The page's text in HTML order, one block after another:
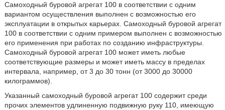
Самоходный буровой агрегат 100 в соответствии с одним
вариантом осуществления выполнен с возможностью его
эксплуатации в открытых карьерах. Самоходный буровой агрегат
100 в соответствии с одним примером выполнен с возможностью
его применения при работах по созданию инфраструктуры.
Самоходный буровой агрегат 100 может иметь любые
соответствующие размеры и может иметь массу в пределах
интервала, например, от 3 до 30 тонн (от 3000 до 30000
килограммов).
Указанный самоходный буровой агрегат 100 содержит среди
прочих элементов удлиненную подвижную руку 110, имеющую